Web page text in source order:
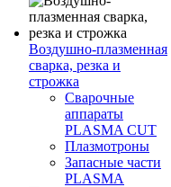
Воздушно-плазменная
сварка, резка и
строжка
Сварочные
аппараты
PLASMA CUT
Плазмотроны
Запасные части
PLASMA